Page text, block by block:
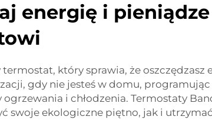
energię i
który sprawia, że
gdy nie jesteś w domu,
ogrzewania i chłodzenia. Termostaty
swoje ekologiczne piętno, jak i